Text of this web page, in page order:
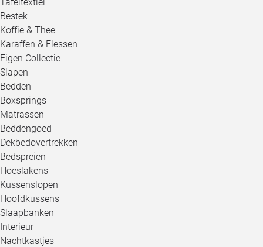
Bestek
Koffie & Thee
Karaffen & Flessen
Eigen Collectie
Slapen
Bedden
Boxsprings
Matrassen
Beddengoed
Dekbedovertrekken
Bedspreien
Hoeslakens
Kussenslopen
Hoofdkussens
Slaapbanken
Interieur
Nachtkastjes